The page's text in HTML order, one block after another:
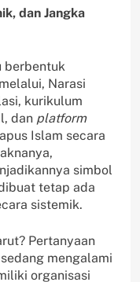
dan Jangka
berbentuk
Narasi
kurikulum
dan platform
Islam secara
simbol
tetap ada
sistemik.
Pertanyaan
mengalami
organisasi